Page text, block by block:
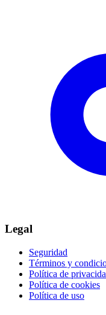
Legal
Seguridad
Términos y
Política de
Política de cookies
Política de uso